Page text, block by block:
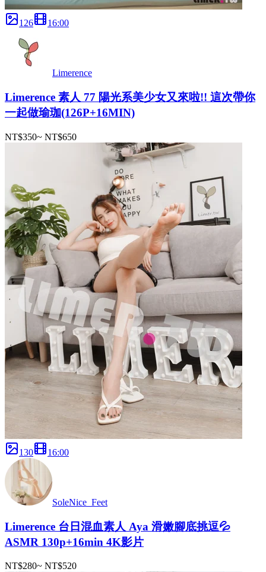
126 16:00
Limerence
Limerence 素人 77 陽光系美少女又來啦!! 這次帶你
一起做瑜珈(126P+16MIN)
NT$350~ NT$650
130 16:00
SoleNice_Feet
Limerence 台日混血素人 Aya 滑嫩腳底挑逗💦
ASMR 130p+16min 4K影片
NT$280~ NT$520